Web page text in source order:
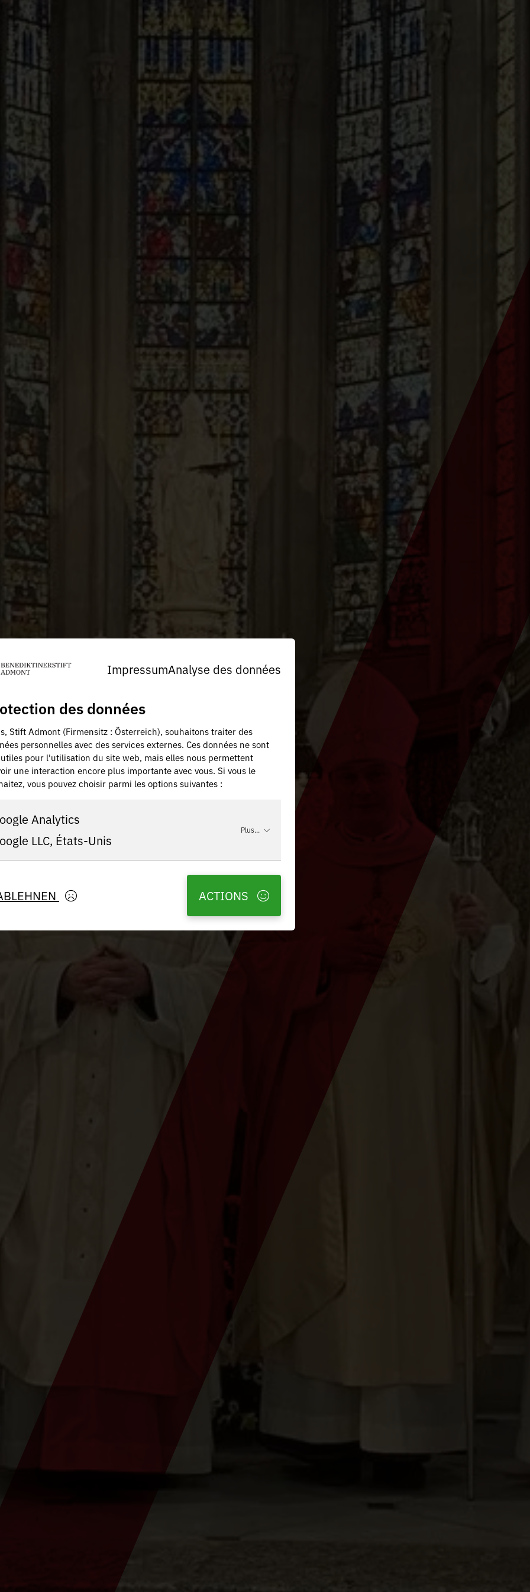
ImpressumAnalyse des données
des données
Stift Admont (Firmensitz : Österreich), souhaitons traiter des
personnelles avec des services externes. Ces données ne sont
pour l'utilisation du site web, mais elles nous permettent
une interaction encore plus importante avec vous. Si vous le
vous pouvez choisir parmi les options suivantes :
Analytics
LLC, États-Unis
Plus...
ACTIONS